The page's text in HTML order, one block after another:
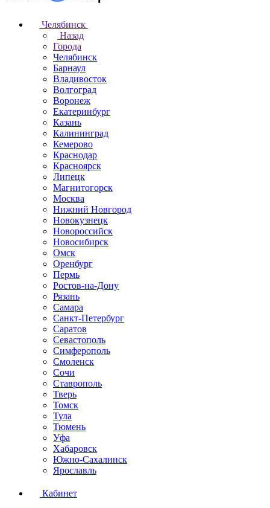
Челябинск
Назад
Города
Челябинск
Барнаул
Владивосток
Волгоград
Воронеж
Екатеринбург
Казань
Калининград
Кемерово
Краснодар
Красноярск
Липецк
Магнитогорск
Москва
Нижний Новгород
Новокузнецк
Новороссийск
Новосибирск
Омск
Оренбург
Пермь
Ростов-на-Дону
Рязань
Самара
Санкт-Петербург
Саратов
Севастополь
Симферополь
Смоленск
Сочи
Ставрополь
Тверь
Томск
Тула
Тюмень
Уфа
Хабаровск
Южно-Сахалинск
Ярославль
Кабинет